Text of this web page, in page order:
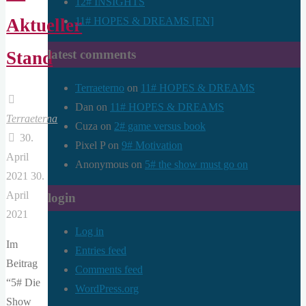
Aktueller
Stand
Terraeterna
30.
April
2021 30.
April
2021
Im
Beitrag
“5# Die
Show
11# HOPES & DREAMS [EN]
latest comments
Terraeterno on 11# HOPES & DREAMS
Dan on 11# HOPES & DREAMS
Cuza on 2# game versus book
Pixel P on 9# Motivation
Anonymous on 5# the show must go on
login
Log in
Entries feed
Comments feed
WordPress.org